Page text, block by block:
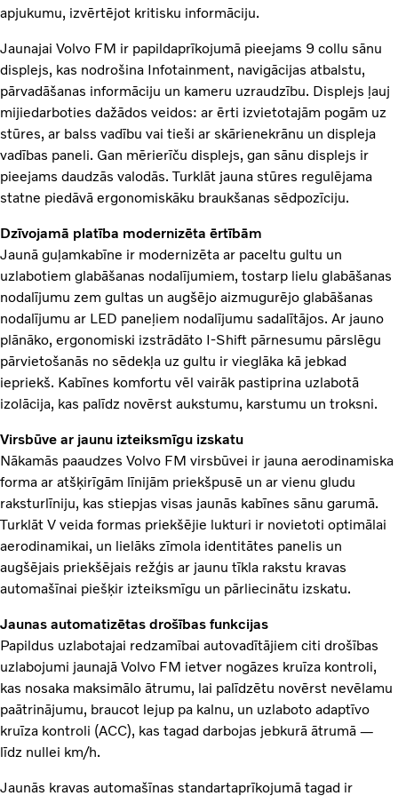
apjukumu, izvērtējot kritisku informāciju.
Jaunajai Volvo FM ir papildaprīkojumā pieejams 9 collu sānu
displejs, kas nodrošina Infotainment, navigācijas atbalstu,
pārvadāšanas informāciju un kameru uzraudzību. Displejs ļauj
mijiedarboties dažādos veidos: ar ērti izvietotajām pogām uz
stūres, ar balss vadību vai tieši ar skārienekrānu un displeja
vadības paneli. Gan mērierīču displejs, gan sānu displejs ir
pieejams daudzās valodās. Turklāt jauna stūres regulējama
statne piedāvā ergonomiskāku braukšanas sēdpozīciju.
Dzīvojamā platība modernizēta ērtībām
Jaunā guļamkabīne ir modernizēta ar paceltu gultu un
uzlabotiem glabāšanas nodalījumiem, tostarp lielu glabāšanas
nodalījumu zem gultas un augšējo aizmugurējo glabāšanas
nodalījumu ar LED paneļiem nodalījumu sadalītājos. Ar jauno
plānāko, ergonomiski izstrādāto I-Shift pārnesumu pārslēgu
pārvietošanās no sēdekļa uz gultu ir vieglāka kā jebkad
iepriekš. Kabīnes komfortu vēl vairāk pastiprina uzlabotā
izolācija, kas palīdz novērst aukstumu, karstumu un troksni.
Virsbūve ar jaunu izteiksmīgu izskatu
Nākamās paaudzes Volvo FM virsbūvei ir jauna aerodinamiska
forma ar atšķirīgām līnijām priekšpusē un ar vienu gludu
raksturlīniju, kas stiepjas visas jaunās kabīnes sānu garumā.
Turklāt V veida formas priekšējie lukturi ir novietoti optimālai
aerodinamikai, un lielāks zīmola identitātes panelis un
augšējais priekšējais režģis ar jaunu tīkla rakstu kravas
automašīnai piešķir izteiksmīgu un pārliecinātu izskatu.
Jaunas automatizētas drošības funkcijas
Papildus uzlabotajai redzamībai autovadītājiem citi drošības
uzlabojumi jaunajā Volvo FM ietver nogāzes kruīza kontroli,
kas nosaka maksimālo ātrumu, lai palīdzētu novērst nevēlamu
paātrinājumu, braucot lejup pa kalnu, un uzlaboto adaptīvo
kruīza kontroli (ACC), kas tagad darbojas jebkurā ātrumā —
līdz nullei km/h.
Jaunās kravas automašīnas standartaprīkojumā tagad ir